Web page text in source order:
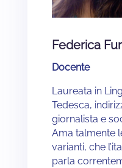
Federica
Docente
Laureata in
Tedesca,
giornalista e
Ama talmente
varianti, che
parla